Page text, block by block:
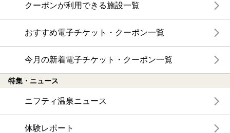
クーポンが利用できる施設一覧
おすすめ電子チケット・クーポン一覧
今月の新着電子チケット・クーポン一覧
特集・ニュース
ニフティ温泉ニュース
体験レポート